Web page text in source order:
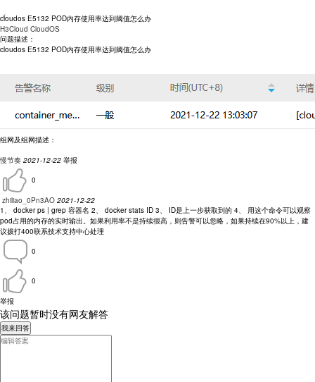
cloudos E5132 POD内存使用率达到阈值怎么办
H3Cloud CloudOS
问题描述：
cloudos E5132 POD内存使用率达到阈值怎么办
组网及组网描述：
慢节奏 2021-12-22 举报
0
zhiliao_0Pn3AO 2021-12-22
1、 docker ps | grep 容器名 2、 docker stats ID 3、 ID是上一步获取到的 4、 用这个命令可以观察
pod占用的内存的实时输出。如果利用率不是持续很高，则告警可以忽略，如果持续在90%以上，建
议拨打400联系技术支持中心处理
0
0
举报
该问题暂时没有网友解答
我来回答